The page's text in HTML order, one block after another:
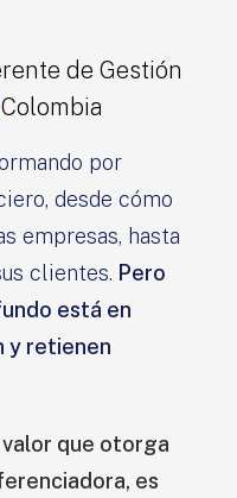
de Gestión
Colombia
por
desde cómo
empresas, hasta
clientes. Pero
está en
y retienen
que otorga
es